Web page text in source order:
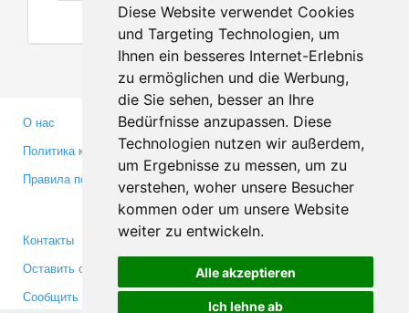
Diese Website verwendet Cookies
und Targeting Technologien, um
Ihnen ein besseres Internet-Erlebnis
zu ermöglichen und die Werbung,
die Sie sehen, besser an Ihre
Bedürfnisse anzupassen. Diese
Technologien nutzen wir außerdem,
um Ergebnisse zu messen, um zu
verstehen, woher unsere Besucher
kommen oder um unsere Website
weiter zu entwickeln.
Alle akzeptieren
Ich lehne ab
О нас
Политика конфиденциальности
Правила пользования
Партнерам
Инвесторам
Медиа
Контакты
Оставить отзыв
Сообщить об ошибке
Facebook
Twitter
YouTube